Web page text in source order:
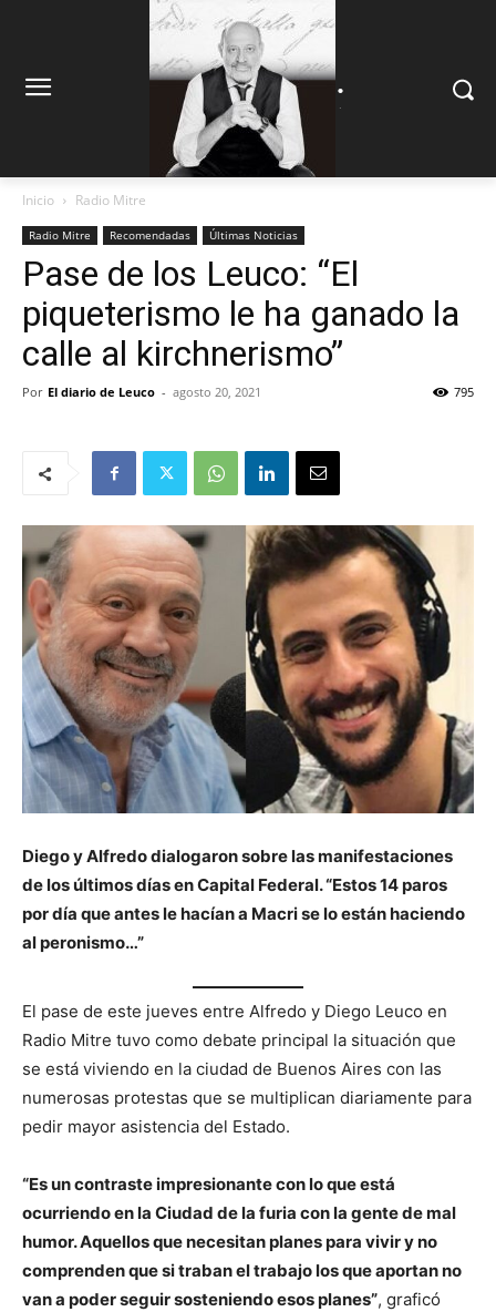
.
Inicio Radio Mitre
Radio Mitre Recomendadas Últimas Noticias
Pase de los Leuco: “El
piqueterismo le ha ganado la
calle al kirchnerismo”
Por El diario de Leuco - agosto 20, 2021 795
Diego y Alfredo dialogaron sobre las manifestaciones
de los últimos días en Capital Federal. “Estos 14 paros
por día que antes le hacían a Macri se lo están haciendo
al peronismo…”
El pase de este jueves entre Alfredo y Diego Leuco en
Radio Mitre tuvo como debate principal la situación que
se está viviendo en la ciudad de Buenos Aires con las
numerosas protestas que se multiplican diariamente para
pedir mayor asistencia del Estado.
“Es un contraste impresionante con lo que está
ocurriendo en la Ciudad de la furia con la gente de mal
humor. Aquellos que necesitan planes para vivir y no
comprenden que si traban el trabajo los que aportan no
van a poder seguir sosteniendo esos planes”, graficó